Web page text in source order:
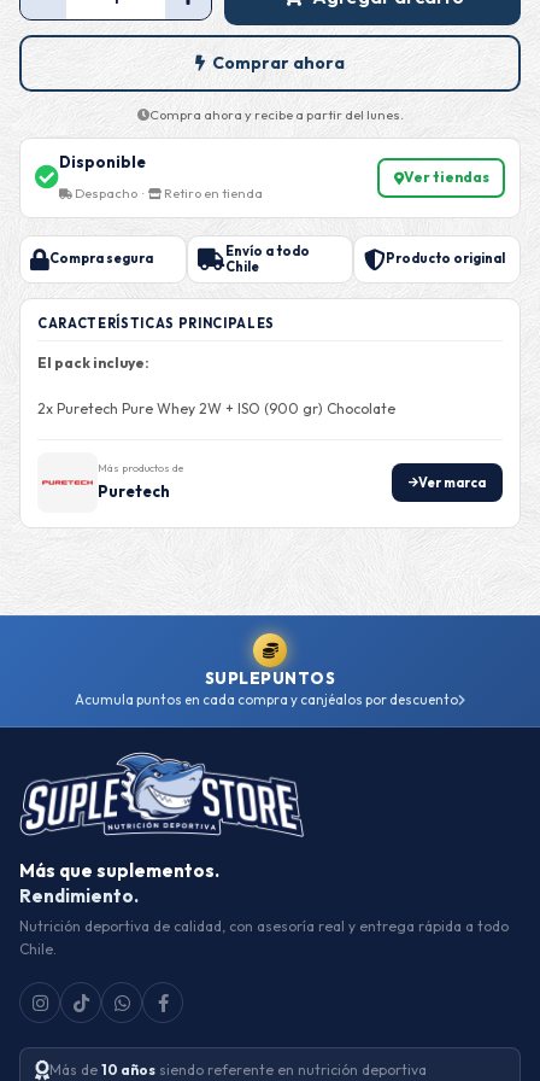
Comprar ahora
Compra ahora y recibe a partir del lunes.
Disponible
Despacho · Retiro en tienda
Ver tiendas
Compra segura
Envío a todo
Chile
Producto original
CARACTERÍSTICAS PRINCIPALES
El pack incluye:
2x Puretech Pure Whey 2W + ISO (900 gr) Chocolate
Más productos de
Puretech Ver marca
SUPLEPUNTOS
Acumula puntos en cada compra y canjéalos por descuento
Más que suplementos.
Rendimiento.
Nutrición deportiva de calidad, con asesoría real y entrega rápida a todo
Chile.
Más de 10 años siendo referente en nutrición deportiva